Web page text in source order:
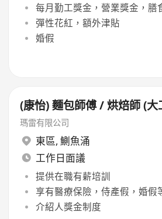
每月勤工獎金，營業獎金，膳
彈性花紅，額外津貼
婚假
(康怡) 麵包師傅 / 烘焙師 (
瑪雷有限公司
東區, 鰂魚涌
工作日面議
提供在職有薪培訓
享有醫療保險，侍產假，婚假
介紹人獎金制度